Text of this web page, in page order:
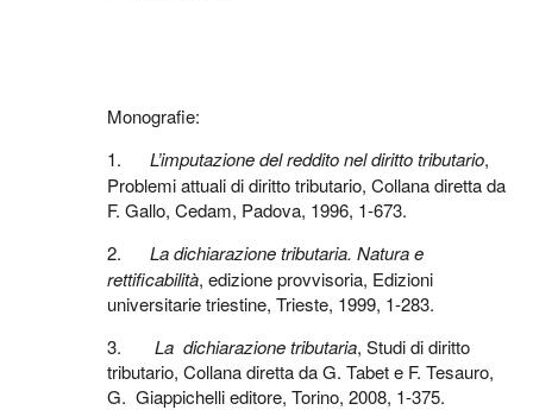
Monografie:
1.
L’imputazione del reddito nel diritto tributario,
Problemi attuali di diritto tributario, Collana diretta da
F. Gallo, Cedam, Padova, 1996, 1-673.
2.
La dichiarazione tributaria. Natura e
rettificabilità, edizione provvisoria, Edizioni
universitarie triestine, Trieste, 1999, 1-283.
3. La dichiarazione tributaria, Studi di diritto
tributario, Collana diretta da G. Tabet e F. Tesauro,
G. Giappichelli editore, Torino, 2008, 1-375.